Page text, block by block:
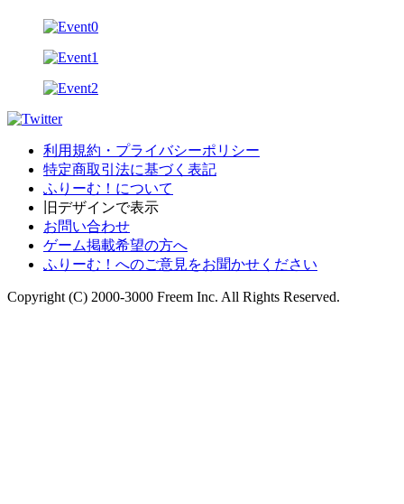
利用規約・プライバシーポリシー
特定商取引法に基づく表記
ふりーむ！について
旧デザインで表示
お問い合わせ
ゲーム掲載希望の方へ
ふりーむ！へのご意見をお聞かせください
Copyright (C) 2000-3000 Freem Inc. All Rights Reserved.